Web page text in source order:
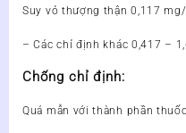
Suy vỏ thượng thận 0,117
– Các chỉ định khác 0,417 –
Chống chỉ định:
Quá mẫn với thành phần